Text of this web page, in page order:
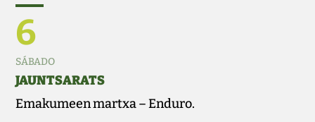
6
SÁBADO
JAUNTSARATS
Emakumeen martxa – Enduro.